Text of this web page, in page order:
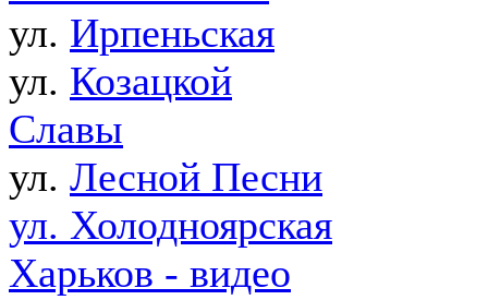
ул. Ирпеньская
ул. Козацкой
Славы
ул. Лесной Песни
ул. Холодноярская
Харьков - видео